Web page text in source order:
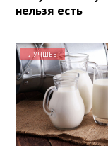
нельзя есть
ЛУЧШЕЕ